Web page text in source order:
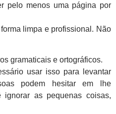
pelo menos uma página por
limpa e profissional. Não
gramaticais e ortográficos.
usar isso para levantar
podem hesitar em lhe
ignorar as pequenas coisas,